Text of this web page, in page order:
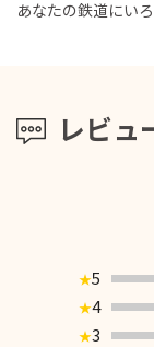
あなたの鉄道にい
レビュ
★5
★4
★3